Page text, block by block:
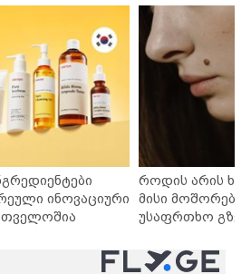
ინოვაციური
როდის არის
მისი
უსაფრთხო